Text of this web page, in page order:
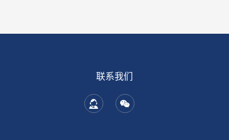
联系我们